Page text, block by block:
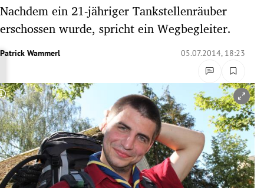
Untermenü
Untermenü
Untermenü
Untermenü
Nachdem ein 21-jähriger Tankstellenräuber
erschossen wurde, spricht ein Wegbegleiter.
Patrick Wammerl 05.07.2014, 18:23
Copyright-Hinweis öffnen/schließen